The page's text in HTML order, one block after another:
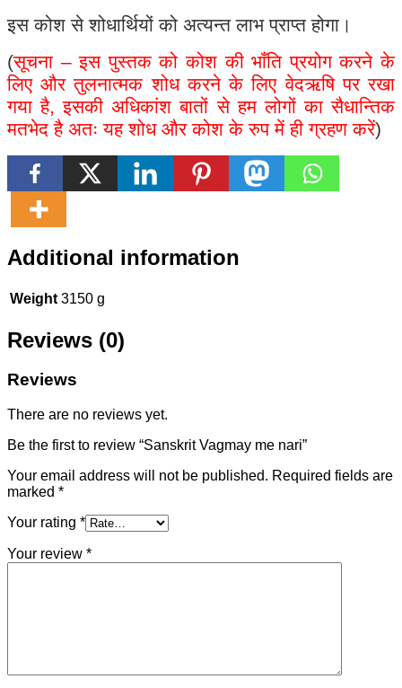
इस कोश से शोधार्थियों को अत्यन्त लाभ प्राप्त होगा।
(सूचना –इस पुस्तक को कोश की भाँति प्रयोग करने के
लिए और तुलनात्मक शोध करने के लिए वेदऋषि पर रखा
गया है, इसकी अधिकांश बातों से हम लोगों का सैधान्तिक
मतभेद है अतः यह शोध और कोश के रुप में ही ग्रहण करें)
Additional information
Weight 3150 g
Reviews (0)
Reviews
There are no reviews yet.
Be the first to review “Sanskrit Vagmay me nari”
Your email address will not be published. Required fields are
marked *
Your rating *
Your review *